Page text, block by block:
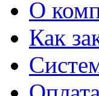
О
Как